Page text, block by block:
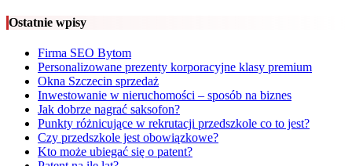
Ostatnie wpisy
Firma SEO Bytom
Personalizowane prezenty korporacyjne klasy premium
Okna Szczecin sprzedaż
Inwestowanie w nieruchomości – sposób na biznes
Jak dobrze nagrać saksofon?
Punkty różnicujące w rekrutacji przedszkole co to jest?
Czy przedszkole jest obowiązkowe?
Kto może ubiegać się o patent?